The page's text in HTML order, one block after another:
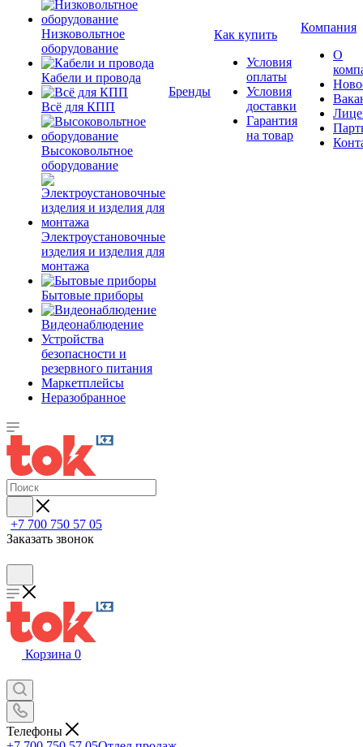
Низковольтное
оборудование
Кабели и провода
Всё для КПП
Высоковольтное
оборудование
Электроустановочные
изделия и изделия для
монтажа
Бытовые приборы
Видеонаблюдение
Устройства
безопасности и
резервного питания
Маркетплейсы
Неразобранное
Бренды
Как купить
Условия
оплаты
Условия
доставки
Гарантия
на товар
Компания
О
+7 700 750 57 05
Заказать звонок
Корзина 0
Телефоны